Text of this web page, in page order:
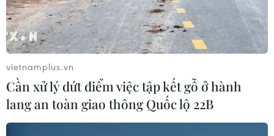
vietnamplus.vn
Cần xử lý dứt điểm việc tập kết gỗ ở hành
lang an toàn giao thông Quốc lộ 22B